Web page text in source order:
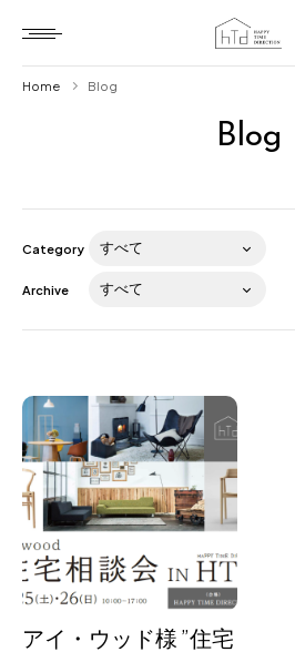
Blog
About us
for Business
Recruit
Contact
Blog
Home Blog
Category
Archive
アイ・ウッド様 ”住宅